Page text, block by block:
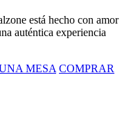
está hecho con amor
auténtica experiencia
MESA COMPRAR